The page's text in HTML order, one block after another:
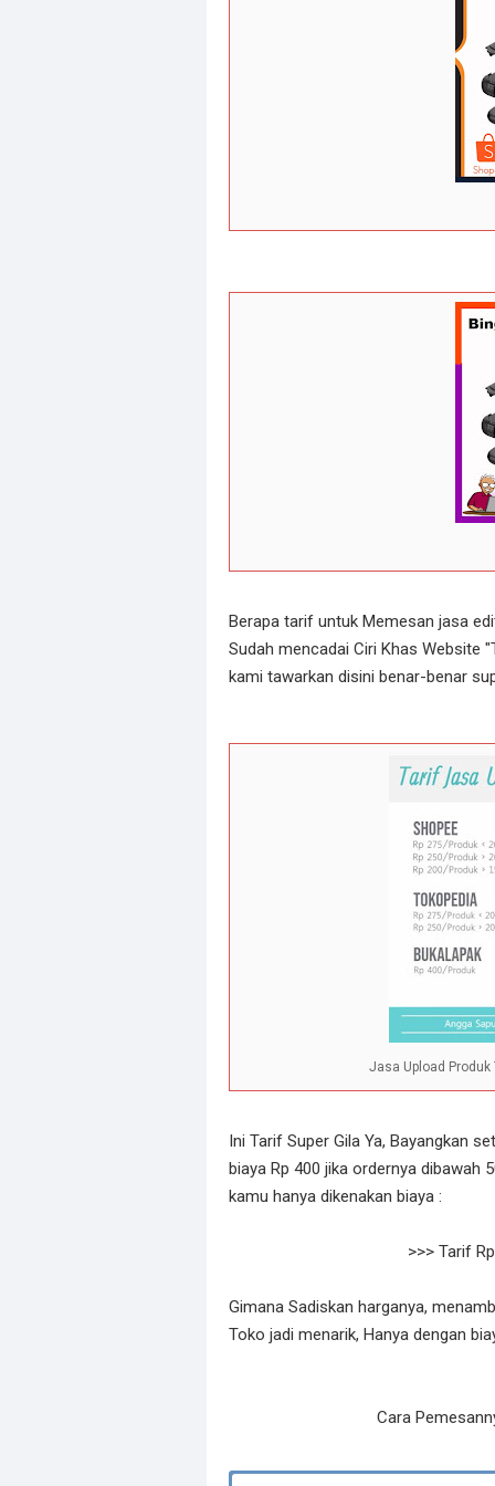
Berapa tarif untuk Memesan jasa
Sudah mencadai Ciri Khas Website
kami tawarkan disini benar-benar
Jasa Upload Produk
Ini Tarif Super Gila Ya, Bayangkan
biaya Rp 400 jika ordernya dibawah
kamu hanya dikenakan biaya :
>>> Tarif
Gimana Sadiskan harganya,
Toko jadi menarik, Hanya dengan
Cara